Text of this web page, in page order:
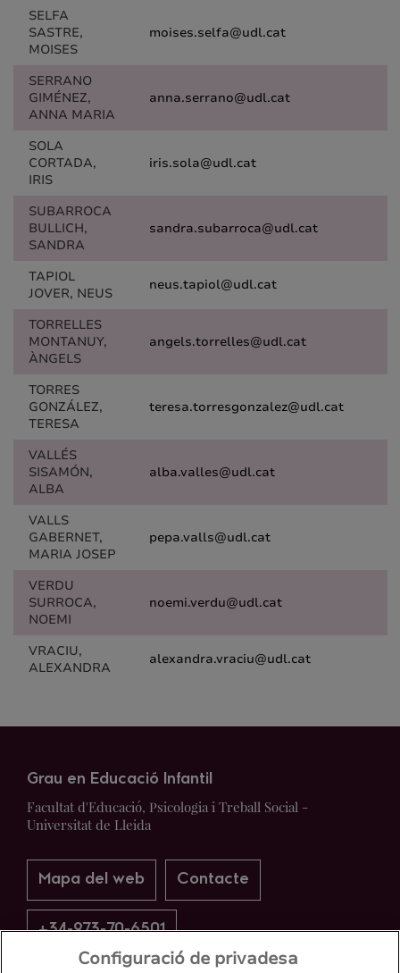
SELFA
SASTRE,
MOISES
moises.selfa@udl.cat
SERRANO
GIMÉNEZ,
ANNA MARIA
anna.serrano@udl.cat
SOLA
CORTADA,
IRIS
iris.sola@udl.cat
SUBARROCA
BULLICH,
SANDRA
sandra.subarroca@udl.cat
TAPIOL
JOVER, NEUS
neus.tapiol@udl.cat
TORRELLES
MONTANUY,
ÀNGELS
angels.torrelles@udl.cat
TORRES
GONZÁLEZ,
TERESA
teresa.torresgonzalez@udl.cat
VALLÉS
SISAMÓN,
ALBA
alba.valles@udl.cat
VALLS
GABERNET,
MARIA JOSEP
pepa.valls@udl.cat
VERDU
SURROCA,
NOEMI
noemi.verdu@udl.cat
VRACIU,
ALEXANDRA
alexandra.vraciu@udl.cat
Grau en Educació Infantil
Facultat d'Educació, Psicologia i Treball Social -
Universitat de Lleida
Mapa del web Contacte
+34-973-70-6501
Configuració de privadesa